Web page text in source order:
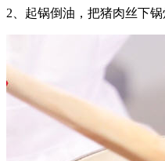
2、起锅倒油，把猪肉丝下锅